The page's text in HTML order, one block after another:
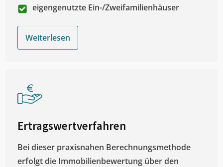
eigengenutzte Ein-/Zweifamilienhäuser
Weiterlesen
Ertragswertverfahren
Bei dieser praxisnahen Berechnungsmethode
erfolgt die Immobilienbewertung über den